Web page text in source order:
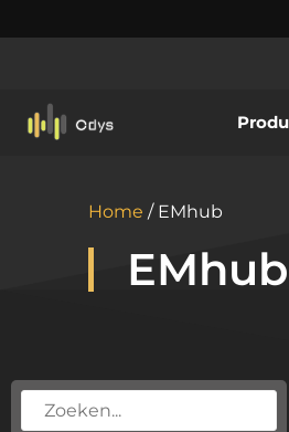
Home / EMhub
EMhub